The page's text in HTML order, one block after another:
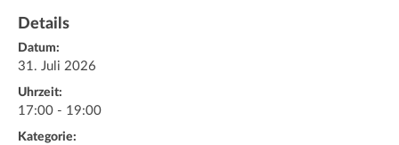
Details
Datum:
31. Juli 2026
Uhrzeit:
17:00 - 19:00
Kategorie: